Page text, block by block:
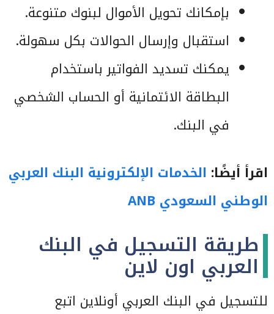
بإمكانك تحويل الأموال لبنوك متنوعة.
استقبال وإرسال الحوالات بكل سهولة.
يمكنك تسديد الفواتير باستخدام
البطاقة الائتمانية أو الحساب الشخصي
في البنك.
اقرأ أيضًا: الخدمات الإلكترونية البنك العربي
الوطني السعودي ANB
طريقة التسجيل في البنك
العربي اون لاين
للتسجيل في البنك العربي أونلاين اتبع